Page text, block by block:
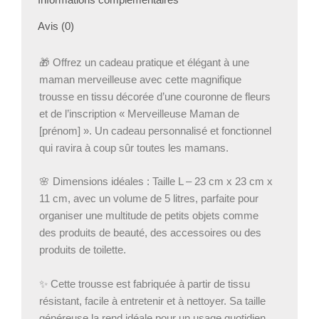
Cadeau
Maman
–
Taille
L
(23x23x11
Volume
Avis (0)
🎁 Offrez un cadeau pratique et élégant à une
maman merveilleuse avec cette magnifique
trousse en tissu décorée d’une couronne de fleurs
et de l’inscription « Merveilleuse Maman de
[prénom] ». Un cadeau personnalisé et fonctionnel
qui ravira à coup sûr toutes les mamans.
🌸 Dimensions idéales : Taille L – 23 cm x 23 cm x
11 cm, avec un volume de 5 litres, parfaite pour
organiser une multitude de petits objets comme
des produits de beauté, des accessoires ou des
produits de toilette.
✨ Cette trousse est fabriquée à partir de tissu
résistant, facile à entretenir et à nettoyer. Sa taille